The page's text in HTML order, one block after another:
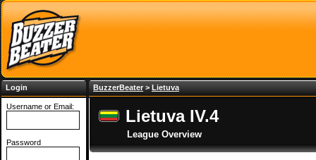
Login
Username or Email:
Password
BuzzerBeater> Lietuva
Lietuva IV.4
League Overview